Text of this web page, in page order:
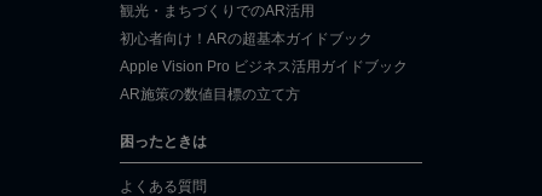
観光・まちづくりでのAR活用
初心者向け！ARの超基本ガイドブック
Apple Vision Pro ビジネス活用ガイドブック
AR施策の数値目標の立て方
困ったときは
よくある質問